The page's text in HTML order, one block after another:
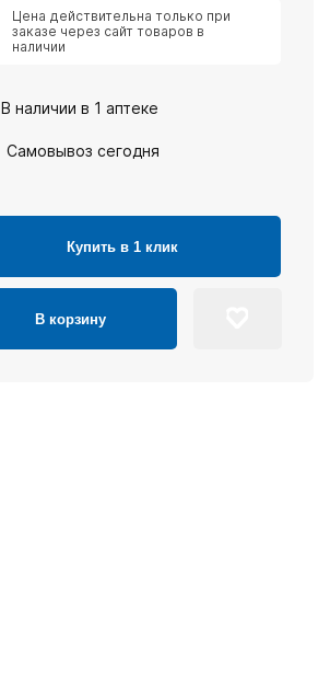
Цена действительна только при
заказе через сайт товаров в
наличии
В наличии в 1 аптеке
Самовывоз сегодня
Купить в 1 клик
В корзину